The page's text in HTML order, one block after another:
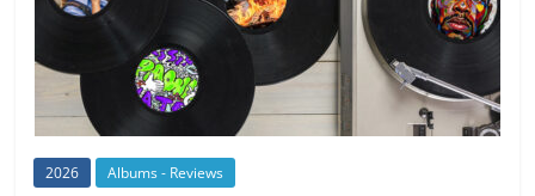
2026 Albums - Reviews